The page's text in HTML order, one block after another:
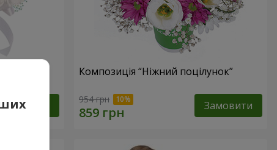
Замовити
Композиція “Ніжний поцілунок”
954 грн Замовити